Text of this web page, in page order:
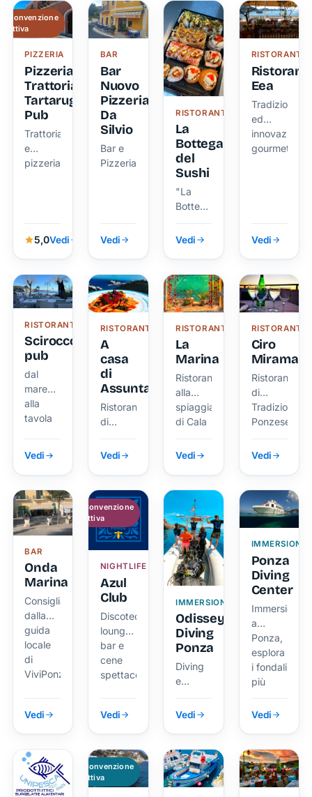
PIZZERIA
Pizzeria
Trattoria
Tartaruga
Pub
Trattoria
e
pizzeria
5,0Vedi
Convenzione
attiva
BAR
Bar
Nuovo
Pizzeria
Da
Silvio
Bar e
Pizzeria
Vedi
RISTORANTE
La
Bottega
del
Sushi
"La
Bottega
del
Sushi"
ideale
per chi
cerca
autenticità
e
qualità
in ogni
boccone.
Vedi
RISTORANTE
Eea
Tradizione
ed
innovazione
gourmet
Vedi
RISTORANTE
Scirocco
pub
dal
mare
alla
tavola
Vedi
RISTORANTE
A
casa
di
Assunta
Ristorante
di
cucina
mediterranea
Vedi
RISTORANTE
La
Marina
Ristorante
alla
spiaggia
di Cala
Feola
Vedi
RISTORANTE
Ciro
Miramare
Ristorante
di
Tradizione
Ponzese
Vedi
BAR
Onda
Marina
Consigliata
dalla
guida
locale
di
ViviPonza.
Vedi
NIGHTLIFE
Azul
Club
Discoteca,
lounge
bar e
cene
spettacolo
Vedi
Convenzione
attiva
IMMERSIONI
Odissey
Diving
Ponza
Diving
e
Apnea
a
escursioni
subacquee
indimenticabili
Vedi
IMMERSIONI
Ponza
Diving
Center
Immersioni
a
Ponza,
esplora
i fondali
più
spettacolari
del
Mediterraneo
Vedi
Convenzione
attiva